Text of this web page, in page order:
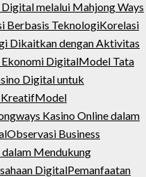
melalui Mahjong Ways
Berbasis TeknologiKorelasi
Dikaitkan dengan Aktivitas
Ekonomi DigitalModel Tata
Digital untuk
KreatifModel
Kasino Online dalam
Observasi Business
Mendukung
DigitalPemanfaatan